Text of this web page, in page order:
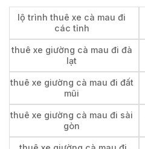
lộ trình thuê xe cà mau đi
các tỉnh
thuê xe giường cà mau đi đà
lạt
thuê xe giường cà mau đi đất
mũi
thuê xe giường cà mau đi sài
gòn